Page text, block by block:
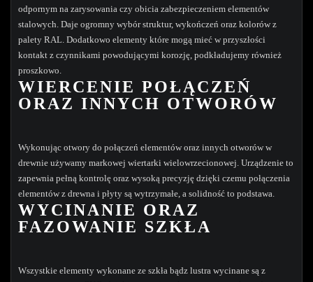
odpornym na zarysowania czy obicia zabezpieczeniem elementów
stalowych. Daje ogromny wybór struktur, wykończeń oraz kolorów z
palety RAL. Dodatkowo elementy które mogą mieć w przyszłości
kontakt z czynnikami powodującymi korozję, podkładujemy również
proszkowo.
WIERCENIE POŁĄCZEŃ
ORAZ INNYCH OTWORÓW
Wykonując otwory do połączeń elementów oraz innych otworów w
drewnie używamy markowej wiertarki wielowrzecionowej. Urządzenie to
zapewnia pełną kontrolę oraz wysoką precyzję dzięki czemu połączenia
elementów z drewna i płyty są wytrzymałe, a solidność to podstawa.
WYCINANIE ORAZ
FAZOWANIE SZKŁA
Wszystkie elementy wykonane ze szkła bądz lustra wycinane są z